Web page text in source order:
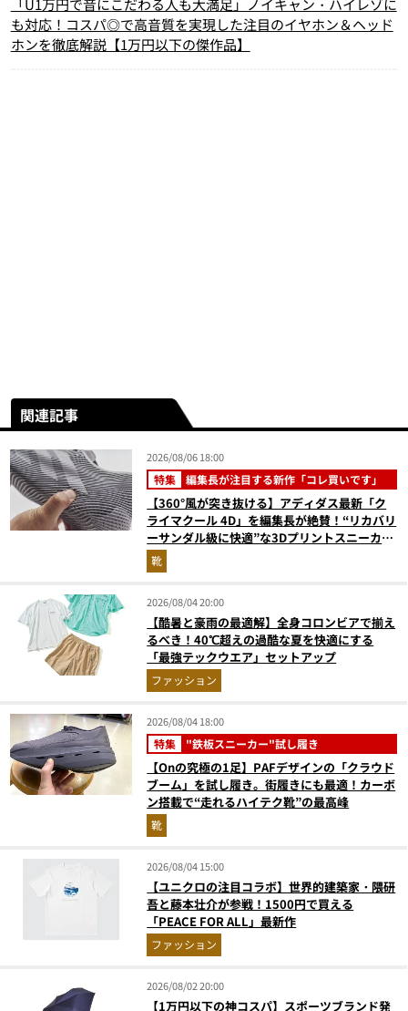
「U1万円で音にこだわる人も大満足」ノイキャン・ハイレゾに
も対応！コスパ◎で高音質を実現した注目のイヤホン＆ヘッド
ホンを徹底解説【1万円以下の傑作品】
関連記事
2026/08/06 18:00
特集 編集長が注目する新作「コレ買いです」
【360°風が突き抜ける】アディダス最新「ク
ライマクール 4D」を編集長が絶賛！“リカバリ
ーサンダル級に快適”な3Dプリントスニーカー
『コレ買いです』Vol.173
靴
2026/08/04 20:00
【酷暑と豪雨の最適解】全身コロンビアで揃え
るべき！40℃超えの過酷な夏を快適にする
「最強テックウエア」セットアップ
ファッション
2026/08/04 18:00
特集 "鉄板スニーカー"試し履き
【Onの究極の1足】PAFデザインの「クラウド
ブーム」を試し履き。街履きにも最適！カーボ
ン搭載で“走れるハイテク靴”の最高峰
靴
2026/08/04 15:00
【ユニクロの注目コラボ】世界的建築家・隈研
吾と藤本壮介が参戦！1500円で買える
「PEACE FOR ALL」最新作
ファッション
2026/08/02 20:00
【1万円以下の神コスパ】スポーツブランド発